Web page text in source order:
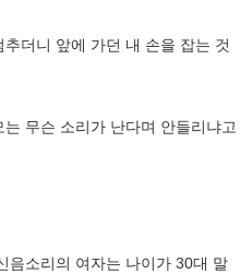
더니 앞에 가던 내 손을 잡는 것
무슨 소리가 난다며 안들리냐고
음소리의 여자는 나이가 30대 말